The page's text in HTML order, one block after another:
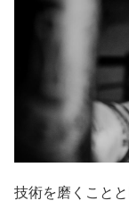
技術を磨くこと